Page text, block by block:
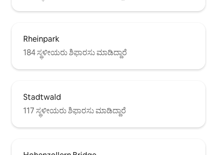
Rheinpark
184 ಸ್ಥಳೀಯರು ಶಿಫಾರಸು ಮಾಡಿದ್ದಾರೆ
Stadtwald
117 ಸ್ಥಳೀಯರು ಶಿಫಾರಸು ಮಾಡಿದ್ದಾರೆ